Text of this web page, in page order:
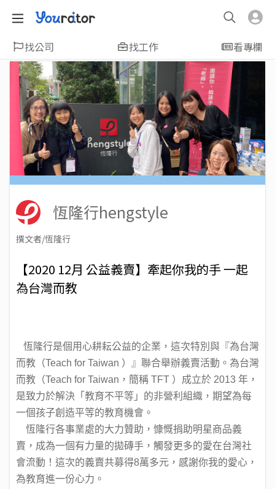
找公司 找工作 看專欄
恆隆行hengstyle
撰文者/恆隆行
【2020 12月 公益義賣】牽起你我的手 一起
為台灣而教
恆隆行是個用心耕耘公益的企業，這次特別與『為台灣
而教（Teach for Taiwan ）』聯合舉辦義賣活動。為台灣
而教（Teach for Taiwan，簡稱 TFT ）成立於 2013 年，
是致力於解決「教育不平等」的非營利組織，期望為每
一個孩子創造平等的教育機會。
恆隆行各事業處的大力贊助，慷慨捐助明星商品義
賣，成為一個有力量的拋磚手，觸發更多的愛在台灣社
會流動！這次的義賣共募得8萬多元，感謝你我的愛心，
為教育進一份心力。